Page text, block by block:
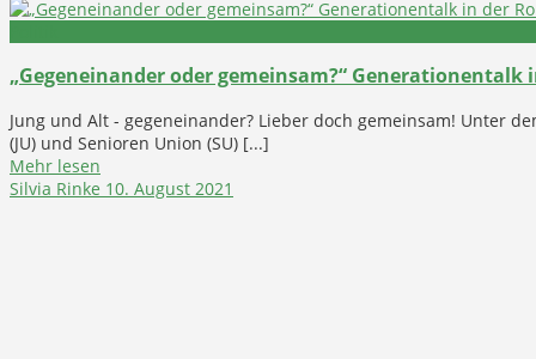
„Gegeneinander oder gemeinsam?“ Generationentalk
Jung und Alt - gegeneinander? Lieber doch gemeinsam! Unter
(JU) und Senioren Union (SU) [...]
Mehr lesen
Silvia Rinke 10. August 2021